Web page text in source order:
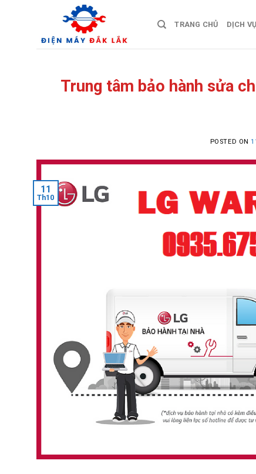
TRANG CHỦ DỊCH VỤ
Trung tâm bảo hành sửa
POSTED ON
11
Th10